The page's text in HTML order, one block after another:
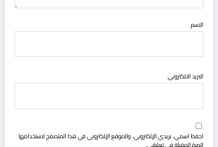
الاسم
البريد الالكتروني
احفظ اسمي، بريدي الإلكتروني، والموقع الإلكتروني في هذا المتصفح لاستخدامها